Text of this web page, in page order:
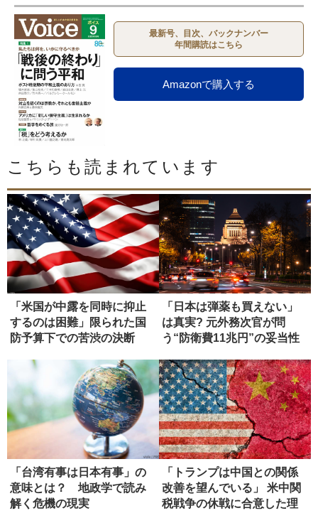
最新号、目次、バックナンバー
年間購読はこちら
Amazonで購入する
こちらも読まれています
「米国が中露を同時に抑止
するのは困難」限られた国
防予算下での苦渋の決断
「日本は弾薬も買えない」
は真実? 元外務次官が問
う“防衛費11兆円”の妥当性
「台湾有事は日本有事」の
意味とは？ 地政学で読み
解く危機の現実
「トランプは中国との関係
改善を望んでいる」 米中関
税戦争の休戦に合意した理